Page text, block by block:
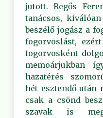
jutott. Regős
tanácsos,
beszélő jogász a
fogorvoslást,
fogorvosként
memoárjukban
hazatérés
hét esztendő után
csak a csönd
szavak is